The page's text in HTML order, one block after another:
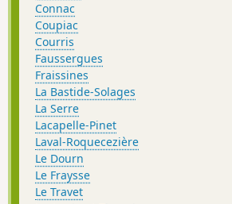
Connac
Coupiac
Courris
Faussergues
Fraissines
La Bastide-Solages
La Serre
Lacapelle-Pinet
Laval-Roquecezière
Le Dourn
Le Fraysse
Le Travet